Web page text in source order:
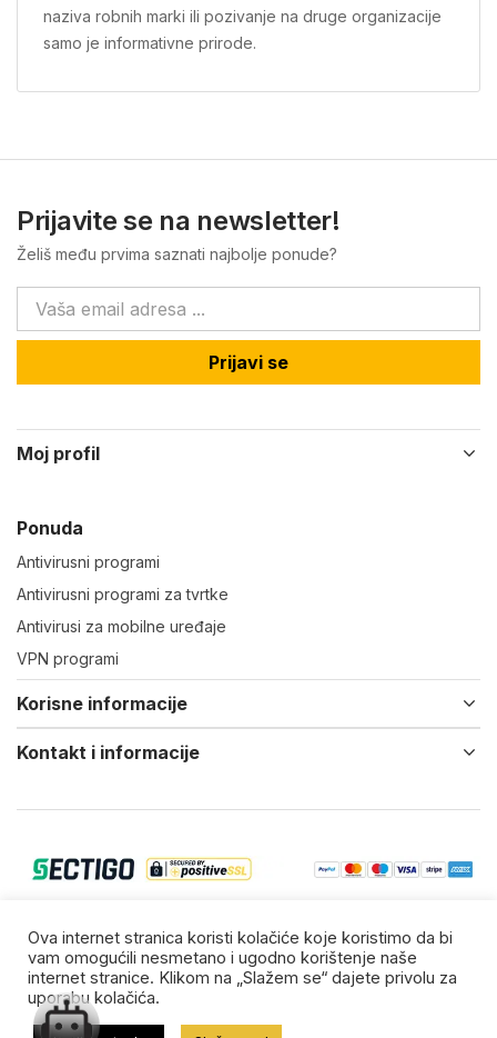
naziva robnih marki ili pozivanje na druge organizacije
samo je informativne prirode.
Prijavite se na newsletter!
Želiš među prvima saznati najbolje ponude?
Prijavi se
Moj profil
Ponuda
Antivirusni programi
Antivirusni programi za tvrtke
Antivirusi za mobilne uređaje
VPN programi
Korisne informacije
Kontakt i informacije
© 2022-25 Virtual IT d.o.o. Vsa prava zadržana.
Zaštitni znakovi su vlasništvo njihovih vlasnika.
Ova internet stranica koristi kolačiće koje koristimo da bi
vam omogućili nesmetano i ugodno korištenje naše
internet stranice. Klikom na „Slažem se“ dajete privolu za
uporabu kolačića.